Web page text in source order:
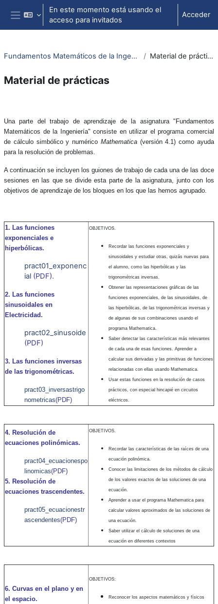
Salta al contenido principal
Panel lateral
En este momento está usando el
acceso para invitados
Acceder
Fundamentos Matemáticos de la Ingeniería Material de prácticas
Material de prácticas
Una parte del trabajo de aprendizaje de la asignatura "Fundamentos
Matemáticos de la Ingeniería" consiste en utilizar el programa comercial
de cálculo simbólico y numérico Mathematica(versión 4.1) como ayuda
para la resolución de problemas.
A continuación se incluyen los guiones de trabajo de cada una de las doce
sesiones en las que se divide esta parte de la asignatura, junto con los
objetivos de aprendizaje de los bloques en los que las hemos agrupado.
1. Las funciones
exponenciales e
hiperbólicas.
pract01_exponenc
ial (PDF).
2. Las funciones
sinusoidales en
Electricidad.
pract02_sinusoide
(PDF)
3. Las funciones inversas
de las trigonométricas.
pract03_inversastrigo
nometricas(PDF)
OBJETIVOS.
Recordar las funciones exponenciales y
sinusoidales y estudiar otras, quizás nuevas para
el alumno, como las hiperbólicas y las
trigonométricas inversas.
Obtener las representaciones gráficas de las
funciones exponenciales, de las sinusoidales, de
las hiperbólicas, de las trigonométricas inversas y
de algunas de sus combinaciones usando el
programa Mathematica.
Saber detectar las características más relevantes
de cada una de esas funciones. Aprender a
calcular sus derivadas y las primitivas de funciones
relacionadas con ellas usando Mathematica.
Usar estas funciones en la resolución de casos
prácticos, con especial hincapié en circuitos
eléctricos.
4. Resolución de
ecuaciones polinómicas.
pract04_ecuacionespo
linomicas(PDF)
5. Resolución de
ecuaciones trascendentes.
pract05_ecuacionestr
ascendentes(PDF)
OBJETIVOS.
Recordar las características de las raíces de una
ecuación polinómica.
Conocer las limitaciones de los métodos de cálculo
de los valores exactos de las soluciones de una
ecuación.
Aprender a usar el programa Mathematica para
calcular valores aproximados de las soluciones de
una ecuación.
Saber utilizar el cálculo de soluciones de una
ecuación en diferentes contextos
6. Curvas en el plano y en
el espacio.
OBJETIVOS:
Reconocer los aspectos matemáticos y físicos